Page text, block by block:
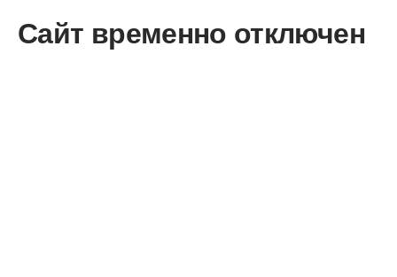
Сайт временно отключен